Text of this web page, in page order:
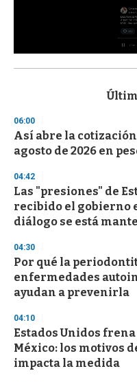
s
d
s
o
f
3
s
c
o
d
s
06:00
Así abre la
agosto de 2026 en
04:42
Las "presiones" de
recibido el gobierno
diálogo se está
04:30
Por qué la
enfermedades
ayudan a prevenirla
04:10
Estados Unidos
México: los motivos
impacta la medida